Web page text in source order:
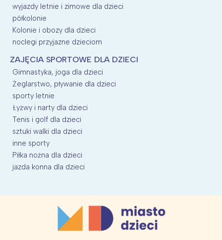
wyjazdy letnie i zimowe dla dzieci
półkolonie
Kolonie i obozy dla dzieci
noclegi przyjazne dzieciom
ZAJĘCIA SPORTOWE DLA DZIECI
Gimnastyka, joga dla dzieci
Żeglarstwo, pływanie dla dzieci
sporty letnie
Łyżwy i narty dla dzieci
Tenis i golf dla dzieci
sztuki walki dla dzieci
inne sporty
Piłka nożna dla dzieci
jazda konna dla dzieci